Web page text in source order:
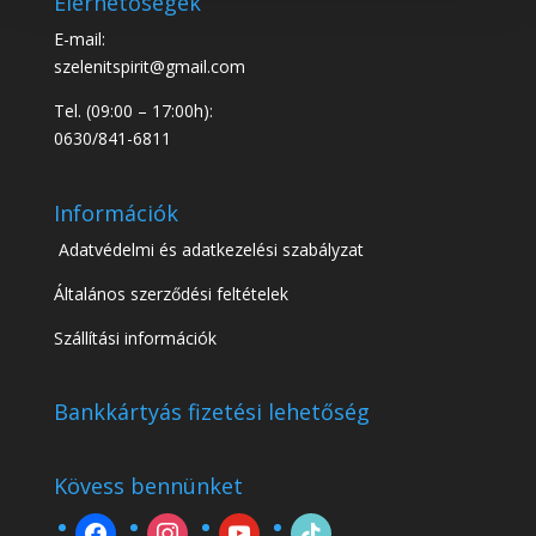
E-mail:
szelenitspirit@gmail.com
Tel. (09:00 – 17:00h):
0630/841-6811
Információk
Adatvédelmi és adatkezelési szabályzat
Általános szerződési feltételek
Szállítási információk
Bankkártyás fizetési lehetőség
Kövess bennünket
facebook instagramyoutube tiktok